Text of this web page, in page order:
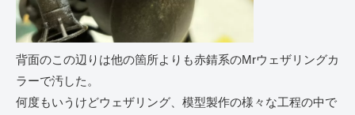
背面のこの辺りは他の箇所よりも赤錆系のMrウェザリングカ
ラーで汚した。
何度もいうけどウェザリング、模型製作の様々な工程の中で